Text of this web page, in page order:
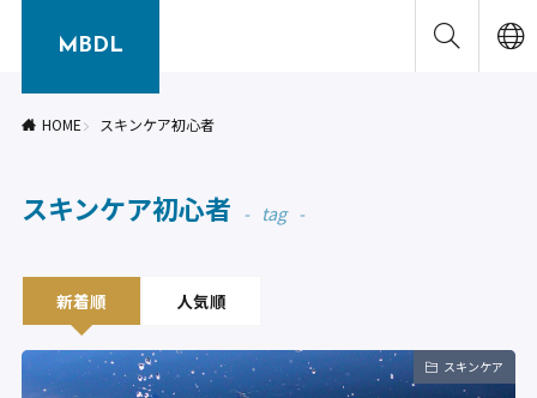
MBDL
HOME スキンケア初心者
スキンケア初心者 tag
新着順 人気順
スキンケア